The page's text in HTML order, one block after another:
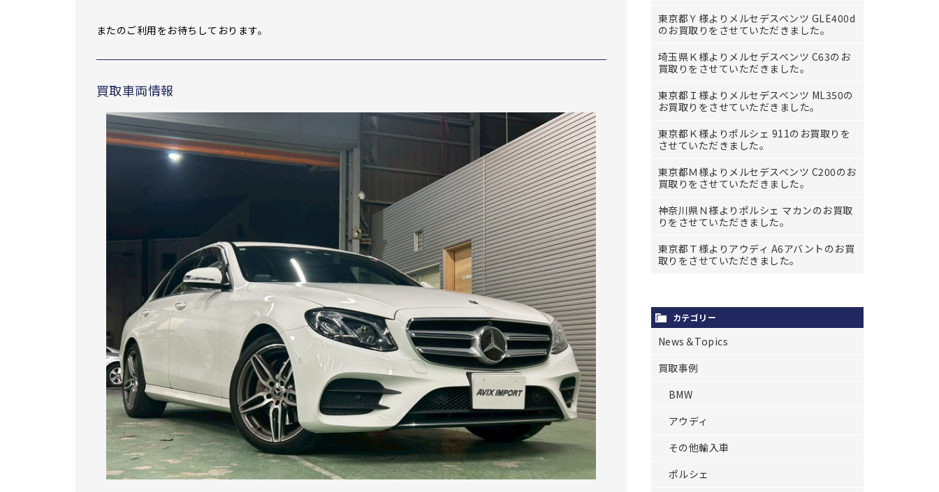
またのご利用をお待ちしております。
買取車両情報
東京都Ｙ様よりメルセデスベンツ GLE400d
のお買取りをさせていただきました。
埼玉県Ｋ様よりメルセデスベンツ C63のお
買取りをさせていただきました。
東京都Ｉ様よりメルセデスベンツ ML350の
お買取りをさせていただきました。
東京都Ｋ様よりポルシェ 911のお買取りを
させていただきました。
東京都Ｍ様よりメルセデスベンツ C200のお
買取りをさせていただきました。
神奈川県Ｎ様よりポルシェ マカンのお買取
りをさせていただきました。
東京都Ｔ様よりアウディ A6アバントのお買
取りをさせていただきました。
カテゴリー
News＆Topics
買取事例
BMW
アウディ
その他輸入車
ポルシェ